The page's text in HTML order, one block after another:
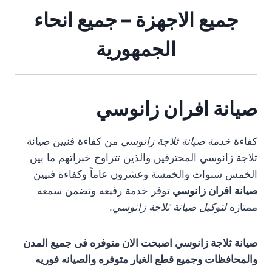
جميع الاجهزة – جميع انحاء
الجمهورية
صيانة افران زانوسي
كفاءة خدمة صيانة ثلاجة زانوسي من كفاءة فنيين صيانة
ثلاجة زانوسي المحترفين والذين تتراوح خبراتهم ما بين
الخمس سنوات والخمسة وعشرون عاماً وكفاءة فنيين
صيانة افران زانوسي توفر خدمة رفيعه وتضمن سمعه
ممتازهلتوكيل صيانة ثلاجة زانوسي.
صيانة ثلاجة زانوسي اصبحت الان متوفره فى جميع المدن
والمحافظات وجميع قطع الغيار متوفره والصيانه فوريه